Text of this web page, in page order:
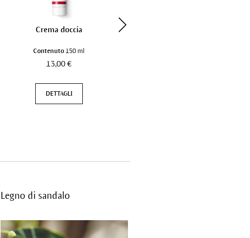
Crema doccia
Contenuto150 ml
13,00 €
DETTAGLI
Legno di sandalo